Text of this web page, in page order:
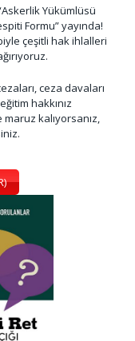
Yükümlüsü
Formu” yayında!
çeşitli hak ihlalleri
ceza davaları
hakkınız
kalıyorsanız,